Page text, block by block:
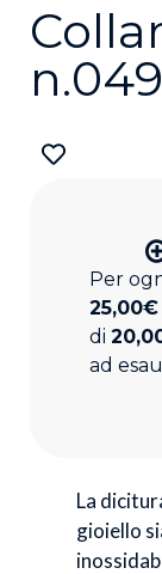
n.049
Per
25,00€
di
ad
La
gioiello